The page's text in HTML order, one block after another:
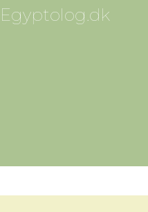
Egyptolog.dk